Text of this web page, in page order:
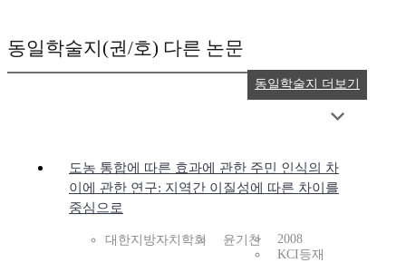
동일학술지(권/호) 다른 논문
도농 통합에 따른 효과에 관한 주민 인식의 차
이에 관한 연구: 지역간 이질성에 따른 차이를
중심으로
대한지방자치학회 윤기찬
2008
KCI등재
동일학술지 더보기